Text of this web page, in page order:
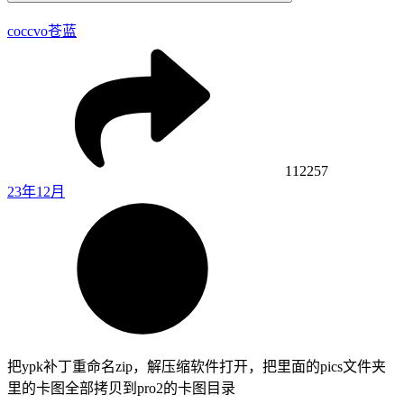
coccvo苍蓝
112257
23年12月
把ypk补丁重命名zip，解压缩软件打开，把里面的pics文件夹
里的卡图全部拷贝到pro2的卡图目录